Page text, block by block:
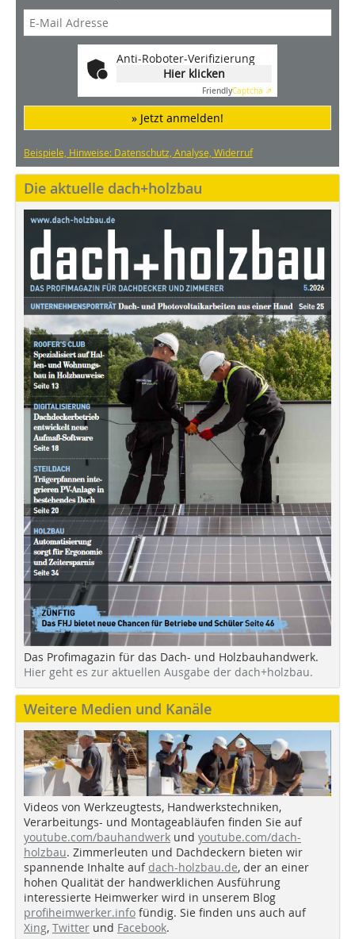
Anti-Roboter-Verifizierung
Hier klicken
FriendlyCaptcha ⇗
» Jetzt anmelden!
Beispiele, Hinweise: Datenschutz, Analyse, Widerruf
Die aktuelle dach+holzbau
Das Profimagazin für das Dach- und Holzbauhandwerk.
Hier geht es zur aktuellen Ausgabe der dach+holzbau.
Weitere Medien und Kanäle
Videos von Werkzeugtests, Handwerkstechniken,
Verarbeitungs- und Montageabläufen finden Sie auf
youtube.com/bauhandwerk und youtube.com/dach-
holzbau. Zimmerleuten und Dachdeckern bieten wir
spannende Inhalte auf dach-holzbau.de, der an einer
hohen Qualität der handwerklichen Ausführung
interessierte Heimwerker wird in unserem Blog
profiheimwerker.info fündig. Sie finden uns auch auf
Xing, Twitter und Facebook.